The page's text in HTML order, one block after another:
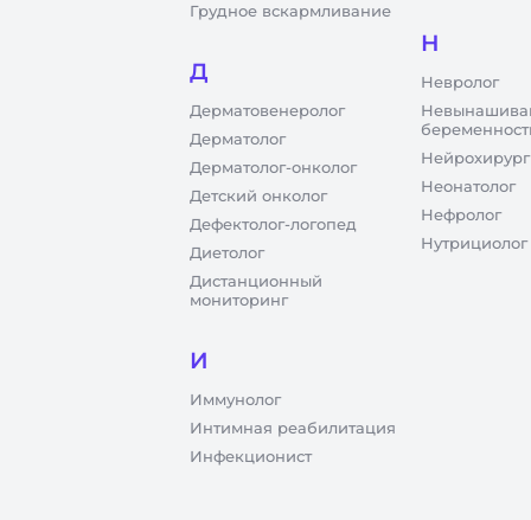
Грудное вскармливание
Д
Дерматовенеролог
Дерматолог
Дерматолог-онколог
Детский онколог
Дефектолог-логопед
Диетолог
Дистанционный
мониторинг
И
Иммунолог
Интимная реабилитация
Инфекционист
Н
Невролог
Нейрохирург
Неонатолог
Нефролог
Нутрициолог